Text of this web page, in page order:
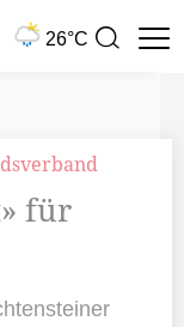
26°C
Suchbegriff
für